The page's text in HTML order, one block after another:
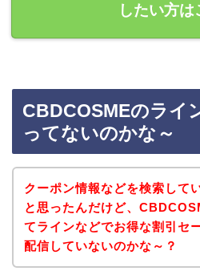
したい方は
CBDCOSMEのライ
ってないのかな～
クーポン情報などを検索して
と思ったんだけど、
てラインなどでお得な割引セ
配信していないのかな～？